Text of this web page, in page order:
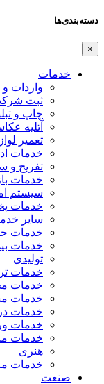
دسته‌بندی‌ها
×
خدمات
واردات
ثبت
چاپ و
آتلیه
تعمیر
خدمات
تفریح و
خدمات
سیستم
خدمات
سایر
خدمات
خدمات
تولیدی
خدمات
خدمات
خدمات
خدمات
خدمات
خدمات
هنری
خدمات
صنعت